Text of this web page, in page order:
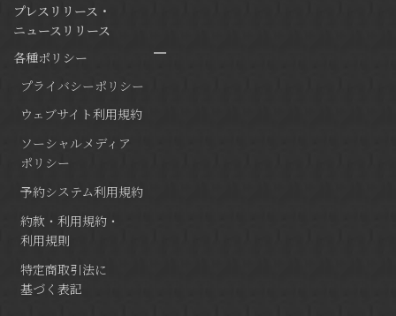
プレスリリース・
ニュースリリース
各種ポリシー
プライバシーポリシー
ウェブサイト利用規約
ソーシャルメディア
ポリシー
予約システム利用規約
約款・利用規約・
利用規則
特定商取引法に
基づく表記